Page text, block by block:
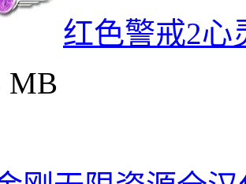
红色警戒2心
MB